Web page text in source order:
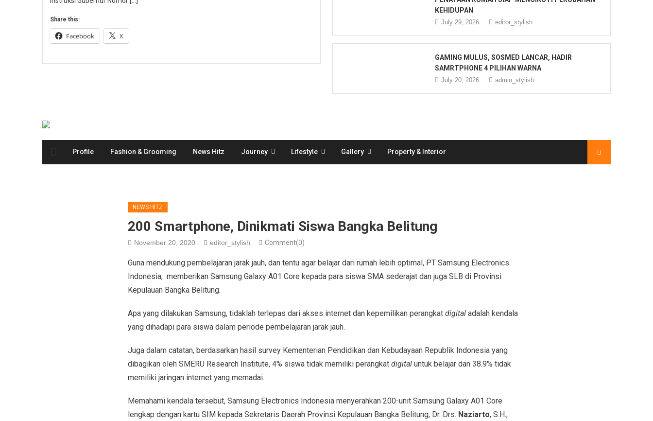
Share this:
Facebook X
KEHIDUPAN
July 29, 2026 editor_stylish
GAMING MULUS, SOSMED LANCAR, HADIR
SAMRTPHONE 4 PILIHAN WARNA
July 20, 2026 admin_stylish
Profile Fashion & Grooming News Hitz Journey Lifestyle Gallery Property & Interior
NEWS HITZ
200 Smartphone, Dinikmati Siswa Bangka Belitung
November 20, 2020 editor_stylish Comment(0)
Guna mendukung pembelajaran jarak jauh, dan tentu agar belajar dari rumah lebih optimal, PT Samsung Electronics
Indonesia, memberikan Samsung Galaxy A01 Core kepada para siswa SMA sederajat dan juga SLB di Provinsi
Kepulauan Bangka Belitung.
Apa yang dilakukan Samsung, tidaklah terlepas dari akses internet dan kepemilikan perangkatdigitaladalah kendala
yang dihadapi para siswa dalam periode pembelajaran jarak jauh.
Juga dalam catatan, berdasarkan hasil survey Kementerian Pendidikan dan Kebudayaan Republik Indonesia yang
dibagikan oleh SMERU Research Institute, 4% siswa tidak memiliki perangkat digitaluntuk belajar dan 38.9% tidak
memiliki jaringan internet yang memadai.
Memahami kendala tersebut, Samsung Electronics Indonesia menyerahkan 200-unit Samsung Galaxy A01 Core
lengkap dengan kartu SIM kepada Sekretaris Daerah Provinsi Kepulauan Bangka Belitung, Dr. Drs. Naziarto, S.H.,